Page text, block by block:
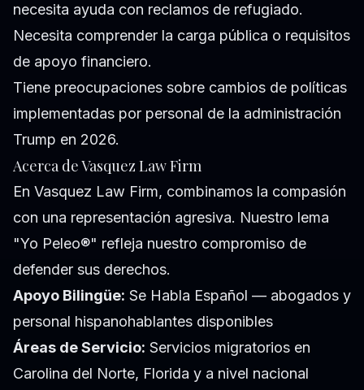
necesita ayuda con reclamos de refugiado.
Necesita comprender la carga pública o requisitos
de apoyo financiero.
Tiene preocupaciones sobre cambios de políticas
implementadas por personal de la administración
Trump en 2026.
Acerca de Vasquez Law Firm
En Vasquez Law Firm, combinamos la compasión
con una representación agresiva. Nuestro lema
"Yo Peleo®" refleja nuestro compromiso de
defender sus derechos.
Apoyo Bilingüe: Se Habla Español — abogados y
personal hispanohablantes disponibles
Áreas de Servicio: Servicios migratorios en
Carolina del Norte, Florida y a nivel nacional